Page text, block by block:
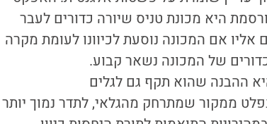
היא מכונת טניס שיורה כדורים לעבר
אם המכונה נוסעת לכיוונו לעומת מקרה
של המכונה נשאר קבוע.
ההבנה שהוא תקף גם לגלים
ממקור שמתרחק מהגלאי, לתדר נמוך יותר